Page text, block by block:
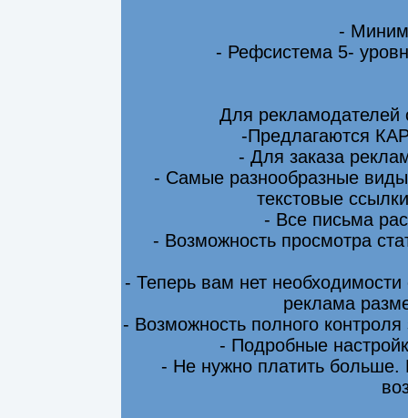
-
- Рефсистема 5-
Для
-Предлагаются
- Для заказа
- Самые разнообразные
текстовые
- Все письма
- Возможность просмотра
- Теперь вам нет
реклама
- Возможность полного
- Подробные
- Не нужно платить больше.